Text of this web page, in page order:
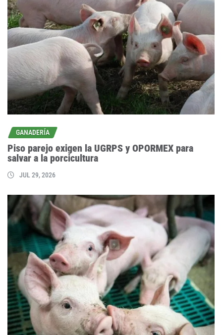
GANADERÍA
Piso parejo exigen la UGRPS y OPORMEX para
salvar a la porcicultura
JUL 29, 2026